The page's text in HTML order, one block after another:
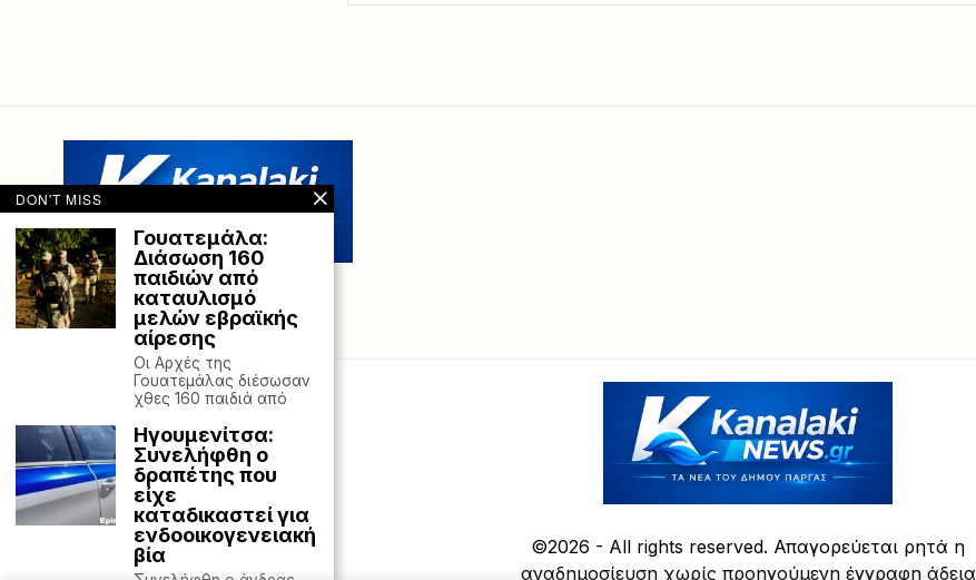
©2026 - All rights reserved. Απαγορεύεται ρητά η
αναδημοσίευση χωρίς προηγούμενη έγγραφη άδεια
DON'T MISS
Γουατεμάλα:
Διάσωση 160
παιδιών από
καταυλισμό
μελών εβραϊκής
αίρεσης
Οι Αρχές της
Γουατεμάλας διέσωσαν
χθες 160 παιδιά από
Ηγουμενίτσα:
Συνελήφθη ο
δραπέτης που
είχε
καταδικαστεί για
ενδοοικογενειακή
βία